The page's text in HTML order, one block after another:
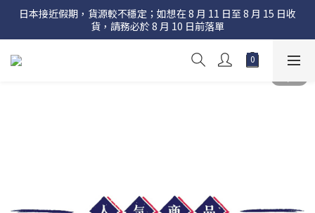
日本接近假期，貨源較不穩定；如想在 8 月 11 日至 8 月 15 日收
貨，請務必於 8 月 10 日前落單
日本接近假期，貨源較不穩定；如想在 8 月 11 日至 8 月 15 日收
貨，請務必於 8 月 10 日前落單
折後滿$600 大部分地區免運費